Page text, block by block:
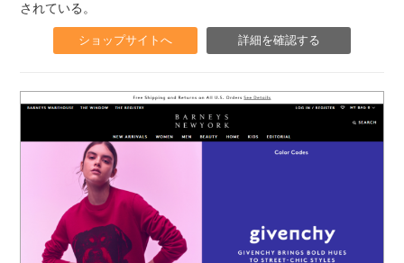
されている。
ショップサイトへ 詳細を確認する